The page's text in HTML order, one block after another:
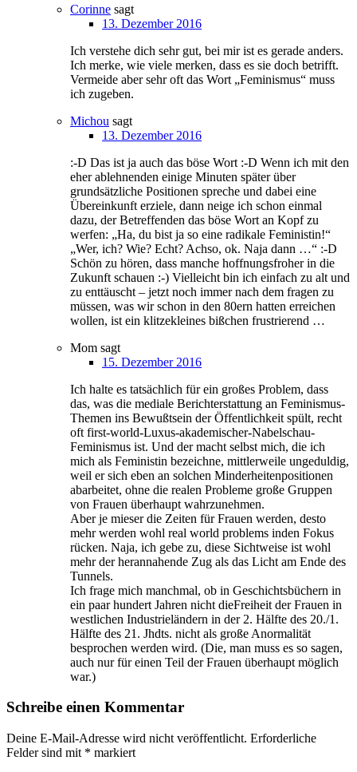
Corinne sagt
13. Dezember 2016
Ich verstehe dich sehr gut, bei mir ist es gerade anders.
Ich merke, wie viele merken, dass es sie doch betrifft.
Vermeide aber sehr oft das Wort „Feminismus“ muss
ich zugeben.
Michou sagt
13. Dezember 2016
:-D Das ist ja auch das böse Wort :-D Wenn ich mit den
eher ablehnenden einige Minuten später über
grundsätzliche Positionen spreche und dabei eine
Übereinkunft erziele, dann neige ich schon einmal
dazu, der Betreffenden das böse Wort an Kopf zu
werfen: „Ha, du bist ja so eine radikale Feministin!“
„Wer, ich? Wie? Echt? Achso, ok. Naja dann …“ :-D
Schön zu hören, dass manche hoffnungsfroher in die
Zukunft schauen :-) Vielleicht bin ich einfach zu alt und
zu enttäuscht – jetzt noch immer nach dem fragen zu
müssen, was wir schon in den 80ern hatten erreichen
wollen, ist ein klitzekleines bißchen frustrierend …
Mom sagt
15. Dezember 2016
Ich halte es tatsächlich für ein großes Problem, dass
das, was die mediale Berichterstattung an Feminismus-
Themen ins Bewußtsein der Öffentlichkeit spült, recht
oft first-world-Luxus-akademischer-Nabelschau-
Feminismus ist. Und der macht selbst mich, die ich
mich als Feministin bezeichne, mittlerweile ungeduldig,
weil er sich eben an solchen Minderheitenpositionen
abarbeitet, ohne die realen Probleme große Gruppen
von Frauen überhaupt wahrzunehmen.
Aber je mieser die Zeiten für Frauen werden, desto
mehr werden wohl real world problems inden Fokus
rücken. Naja, ich gebe zu, diese Sichtweise ist wohl
mehr der herannahende Zug als das Licht am Ende des
Tunnels.
Ich frage mich manchmal, ob in Geschichtsbüchern in
ein paar hundert Jahren nicht dieFreiheit der Frauen in
westlichen Industrieländern in der 2. Hälfte des 20./1.
Hälfte des 21. Jhdts. nicht als große Anormalität
besprochen werden wird. (Die, man muss es so sagen,
auch nur für einen Teil der Frauen überhaupt möglich
war.)
Schreibe einen Kommentar
Deine E-Mail-Adresse wird nicht veröffentlicht. Erforderliche
Felder sind mit * markiert